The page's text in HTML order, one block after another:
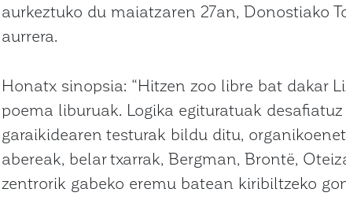
aurkeztuko du maiatzaren 27an, Donostiako
aurrera.
Honatx sinopsia: “Hitzen zoo libre bat dakar
poema liburuak. Logika egituratuak
garaikidearen testurak bildu ditu,
abereak, belar txarrak, Bergman, Brontë,
zentrorik gabeko eremu batean kiribiltzeko